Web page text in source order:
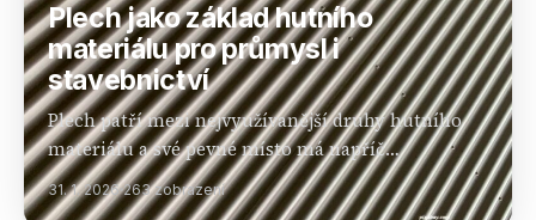
Plech jako základ hutního
materiálu pro průmysl i
stavebnictví
Plech patří mezi nejvyužívanější druhy hutního
materiálu a své pevné místo má napříč
průmyslovými obory, stavebnictvím i
zámečnickou výrobou. Díky široké škále rozměrů,
31. 1. 2026 263 zobrazení